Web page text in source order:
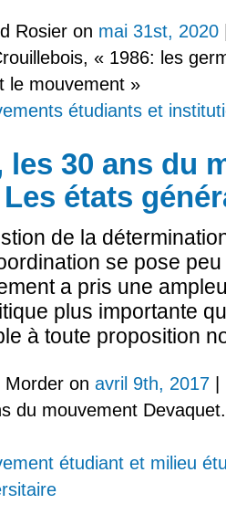
Rosier on mai 31st, 2020
« 1986: les
le mouvement »
étudiants et
les 30 ans du
états
de la
se pose
a pris une
plus importante
à toute proposition
Morder on avril 9th, 2017
du mouvement
étudiant et milieu